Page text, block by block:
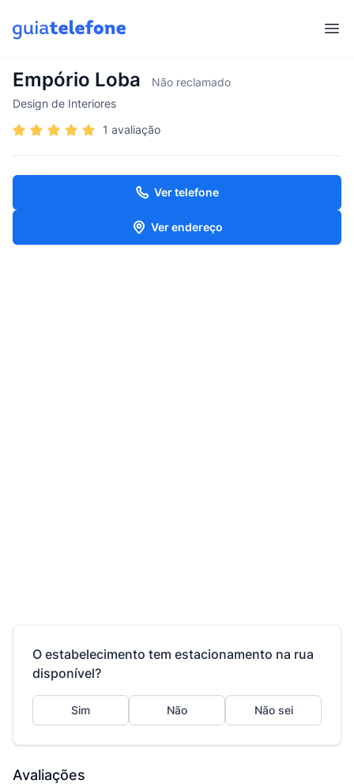
Empório Loba
Não reclamado
Design de Interiores
1 avaliação
Ver telefone
Ver endereço
O estabelecimento tem estacionamento na rua
disponível?
Sim Não Não sei
Avaliações